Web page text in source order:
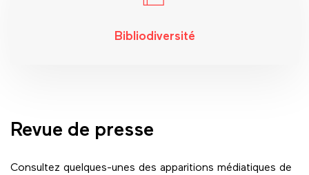
Bibliodiversité
Revue de presse
Consultez quelques-unes des apparitions médiatiques de